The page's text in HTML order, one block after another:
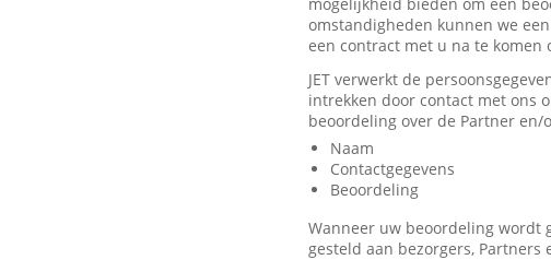
omstandigheden kunnen we
een contract met u na te komen
JET verwerkt de
intrekken door contact met ons
beoordeling over de Partner en/
Naam
Contactgegevens
Beoordeling
Wanneer uw beoordeling wordt
gesteld aan bezorgers, Partners